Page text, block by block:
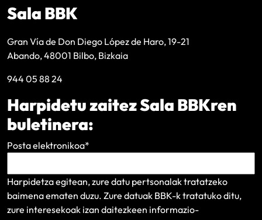
Sala BBK
Gran Vía de Don Diego López de Haro, 19-21
Abando, 48001 Bilbo, Bizkaia
944 05 88 24
Harpidetu zaitez Sala BBKren
buletinera:
Posta elektronikoa*
Harpidetza egitean, zure datu pertsonalak tratatzeko
baimena ematen duzu. Zure datuak BBK-k tratatuko ditu,
zure interesekoak izan daitezkeen informazio-